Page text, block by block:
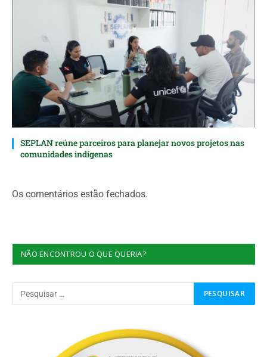
SEPLAN reúne parceiros para planejar novos projetos nas
comunidades indígenas
Os comentários estão fechados.
NÃO ENCONTROU O QUE QUERIA?